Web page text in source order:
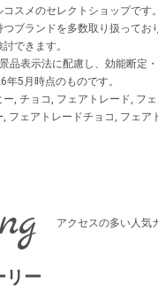
スメのセレクトショップです
つブランドを多数取り扱ってお
できます。
品表示法に配慮し、効能断定
5月時点のものです。
ー チョコ フェアトレード フ
フェアトレードチョコ フェア
アクセスの多い人気
リー